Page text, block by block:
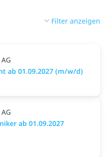
Filter anzeigen
ab 01.09.2027 (m/w/d)
ab 01.09.2027